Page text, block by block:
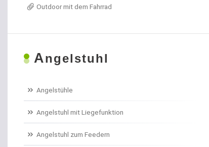
Angelschnur Dorsch
Angelschnur Feedern
Outdoor mit dem Fahrrad
Angelstuhl
Angelstühle
Angelstuhl mit Liegefunktion
Angelstuhl zum Feedern